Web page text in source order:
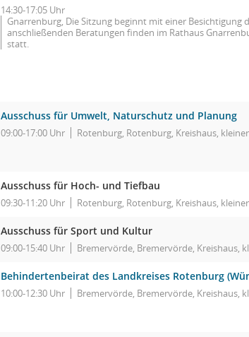
14:30-17:05 Uhr
Gnarrenburg, Die Sitzung beginnt mit einer Besichtigung
anschließenden Beratungen finden im Rathaus
statt.
Ausschuss für Umwelt, Naturschutz und Planung
09:00-17:00 Uhr Rotenburg, Rotenburg, Kreishaus,
Ausschuss für Hoch- und Tiefbau
09:30-11:20 Uhr Rotenburg, Rotenburg, Kreishaus,
Ausschuss für Sport und Kultur
09:00-15:40 Uhr Bremervörde, Bremervörde, Kreishaus,
Behindertenbeirat des Landkreises Rotenburg
10:00-12:30 Uhr Bremervörde, Bremervörde, Kreishaus,